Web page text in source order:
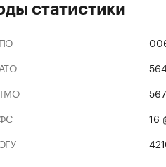
статистики
16